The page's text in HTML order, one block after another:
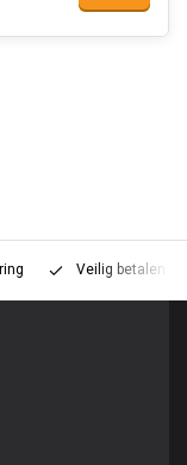
Veilig betalen